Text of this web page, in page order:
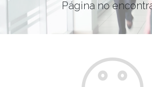
Página no